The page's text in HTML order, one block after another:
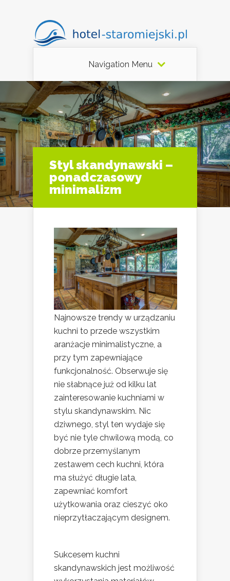
Navigation Menu
Styl skandynawski –
ponadczasowy
minimalizm
Najnowsze trendy w urządzaniu
kuchni to przede wszystkim
aranżacje minimalistyczne, a
przy tym zapewniające
funkcjonalność. Obserwuje się
nie słabnące już od kilku lat
zainteresowanie kuchniami w
stylu skandynawskim. Nic
dziwnego, styl ten wydaje się
być nie tyle chwilową modą, co
dobrze przemyślanym
zestawem cech kuchni, która
ma służyć długie lata,
zapewniać komfort
użytkowania oraz cieszyć oko
nieprzytłaczającym designem.
Sukcesem kuchni
skandynawskich jest możliwość